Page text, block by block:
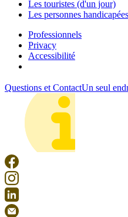
Les touristes (d'un jour)
Les personnes
Professionnels
Privacy
Accessibilité
Questions et ContactUn seul